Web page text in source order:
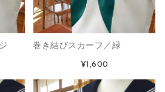
巻き結びスカーフ／緑
¥1,600